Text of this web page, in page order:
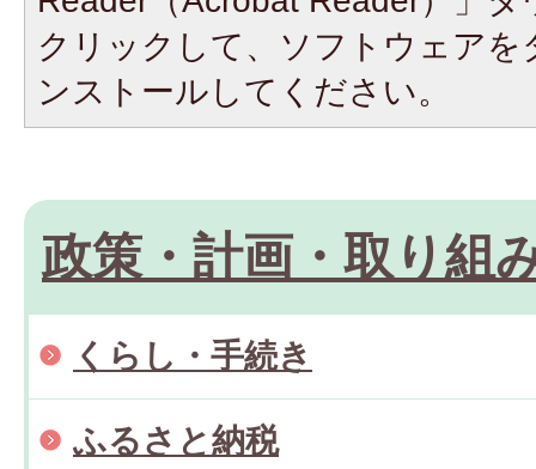
クリックして、ソフトウェア
ンストールしてください。
政策・計画・取り組
くらし・手続き
ふるさと納税